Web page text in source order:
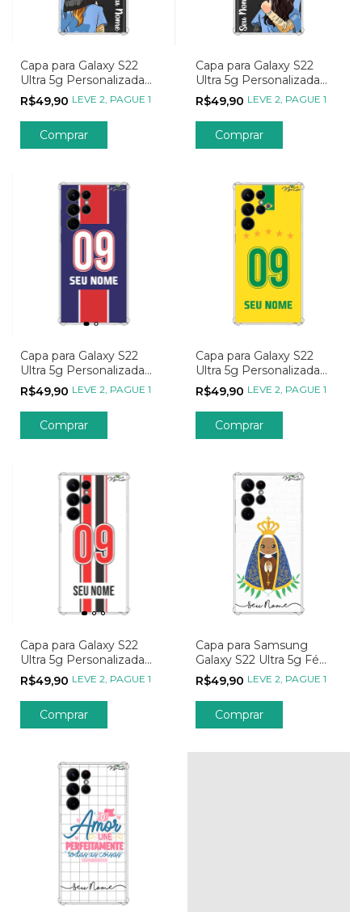
Capa para Galaxy S22
Ultra 5g Personalizada
Metadinhas My Person -
Parte 02
R$49,90 LEVE 2, PAGUE 1
Capa para Galaxy S22
Ultra 5g Personalizada
Metadinhas My Person -
Parte 01
R$49,90 LEVE 2, PAGUE 1
Capa para Galaxy S22
Ultra 5g Personalizada
Times do Coração
Internacionais
R$49,90 LEVE 2, PAGUE 1
Capa para Galaxy S22
Ultra 5g Personalizada
Times do Coração
Seleções
R$49,90 LEVE 2, PAGUE 1
Capa para Galaxy S22
Ultra 5g Personalizada
Times do Coração
Nacionais
R$49,90 LEVE 2, PAGUE 1
Capa para Samsung
Galaxy S22 Ultra 5g Fé
Santos
R$49,90 LEVE 2, PAGUE 1
Comprar